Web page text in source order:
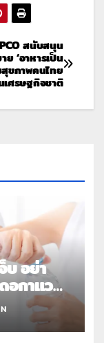
สนับสนุน
ย ‘อาหารเป็น
สุขภาพคนไทย
เศรษฐกิจชาติ
บ อย่า
อกาแวง”
รใช้งาน